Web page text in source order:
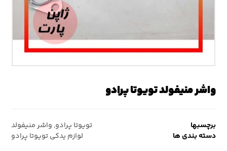
واشر منیفولد تویوتا پرادو
برچسبها تویوتا پرادو, واشر منیفولد
دسته بندی ها
لوازم یدکی تویوتا پرادو